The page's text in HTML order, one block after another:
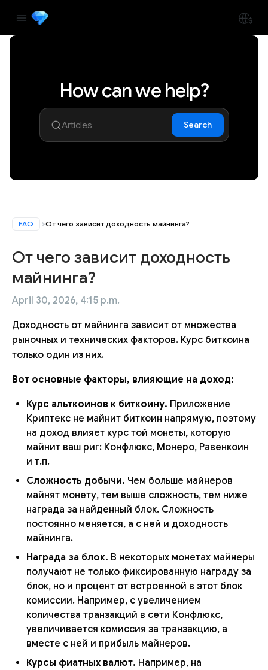
How can we help?
Search
FAQ От чего зависит доходность майнинга?
От чего зависит доходность
майнинга?
April 30, 2026, 4:15 p.m.
Доходность от майнинга зависит от множества
рыночных и технических факторов. Курс биткоина
только один из них.
Вот основные факторы, влияющие на доход:
Курс альткоинов к биткоину. Приложение
Криптекс не майнит биткоин напрямую, поэтому
на доход влияет курс той монеты, которую
майнит ваш риг: Конфлюкс, Монеро, Равенкоин
и т.п.
Сложность добычи. Чем больше майнеров
майнят монету, тем выше сложность, тем ниже
награда за найденный блок. Сложность
постоянно меняется, а с ней и доходность
майнинга.
Награда за блок. В некоторых монетах майнеры
получают не только фиксированную награду за
блок, но и процент от встроенной в этот блок
комиссии. Например, с увеличением
количества транзакций в сети Конфлюкс,
увеличивается комиссия за транзакцию, а
вместе с ней и прибыль майнеров.
Курсы фиатных валют. Например, на